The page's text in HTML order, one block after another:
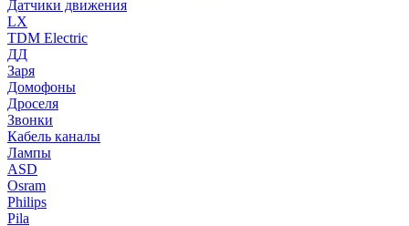
Датчики движения
LX
TDM Electric
ДД
Заря
Домофоны
Дроселя
Звонки
Кабель каналы
Лампы
ASD
Osram
Philips
Pila